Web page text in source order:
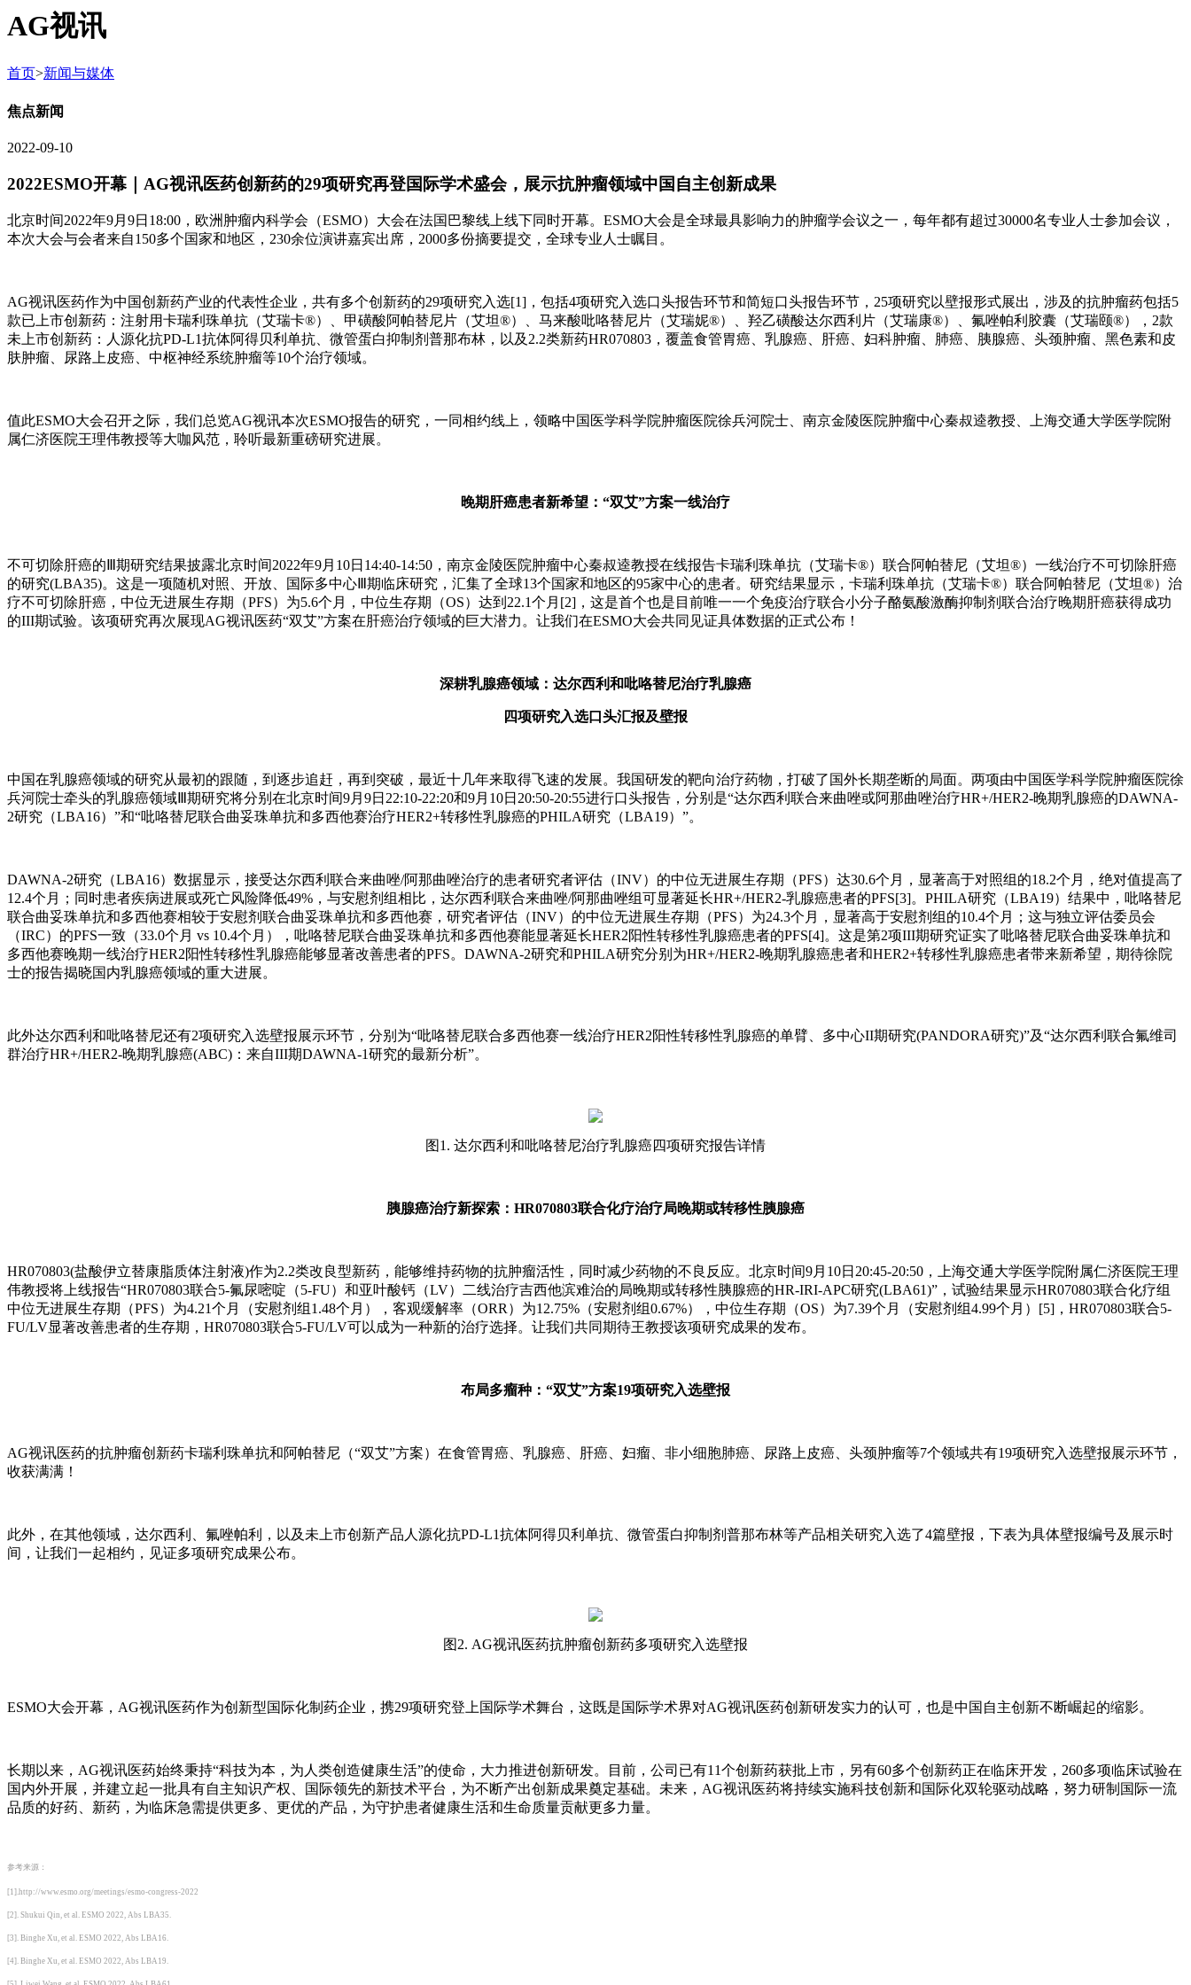
AG视讯
首页>新闻与媒体
焦点新闻
2022-09-10
2022ESMO开幕｜AG视讯医药创新药的29项研究再登国际学术盛会，展示抗肿瘤领域中国自主创新成果
北京时间2022年9月9日18:00，欧洲肿瘤内科学会（ESMO）大会在法国巴黎线上线下同时开幕。ESMO大会是全球最具影响力的肿瘤学会议之一，每年都有超过30000名专业人士参加会议，
本次大会与会者来自150多个国家和地区，230余位演讲嘉宾出席，2000多份摘要提交，全球专业人士瞩目。
AG视讯医药作为中国创新药产业的代表性企业，共有多个创新药的29项研究入选[1]，包括4项研究入选口头报告环节和简短口头报告环节，25项研究以壁报形式展出，涉及的抗肿瘤药包括5
款已上市创新药：注射用卡瑞利珠单抗（艾瑞卡®）、甲磺酸阿帕替尼片（艾坦®）、马来酸吡咯替尼片（艾瑞妮®）、羟乙磺酸达尔西利片（艾瑞康®）、氟唑帕利胶囊（艾瑞颐®），2款
未上市创新药：人源化抗PD-L1抗体阿得贝利单抗、微管蛋白抑制剂普那布林，以及2.2类新药HR070803，覆盖食管胃癌、乳腺癌、肝癌、妇科肿瘤、肺癌、胰腺癌、头颈肿瘤、黑色素和皮
肤肿瘤、尿路上皮癌、中枢神经系统肿瘤等10个治疗领域。
值此ESMO大会召开之际，我们总览AG视讯本次ESMO报告的研究，一同相约线上，领略中国医学科学院肿瘤医院徐兵河院士、南京金陵医院肿瘤中心秦叔逵教授、上海交通大学医学院附
属仁济医院王理伟教授等大咖风范，聆听最新重磅研究进展。
晚期肝癌患者新希望：“双艾”方案一线治疗
不可切除肝癌的Ⅲ期研究结果披露北京时间2022年9月10日14:40-14:50，南京金陵医院肿瘤中心秦叔逵教授在线报告卡瑞利珠单抗（艾瑞卡®）联合阿帕替尼（艾坦®）一线治疗不可切除肝癌
的研究(LBA35)。这是一项随机对照、开放、国际多中心Ⅲ期临床研究，汇集了全球13个国家和地区的95家中心的患者。研究结果显示，卡瑞利珠单抗（艾瑞卡®）联合阿帕替尼（艾坦®）治
疗不可切除肝癌，中位无进展生存期（PFS）为5.6个月，中位生存期（OS）达到22.1个月[2]，这是首个也是目前唯一一个免疫治疗联合小分子酪氨酸激酶抑制剂联合治疗晚期肝癌获得成功
的III期试验。该项研究再次展现AG视讯医药“双艾”方案在肝癌治疗领域的巨大潜力。让我们在ESMO大会共同见证具体数据的正式公布！
深耕乳腺癌领域：达尔西利和吡咯替尼治疗乳腺癌
四项研究入选口头汇报及壁报
中国在乳腺癌领域的研究从最初的跟随，到逐步追赶，再到突破，最近十几年来取得飞速的发展。我国研发的靶向治疗药物，打破了国外长期垄断的局面。两项由中国医学科学院肿瘤医院徐
兵河院士牵头的乳腺癌领域Ⅲ期研究将分别在北京时间9月9日22:10-22:20和9月10日20:50-20:55进行口头报告，分别是“达尔西利联合来曲唑或阿那曲唑治疗HR+/HER2-晚期乳腺癌的DAWNA-
2研究（LBA16）”和“吡咯替尼联合曲妥珠单抗和多西他赛治疗HER2+转移性乳腺癌的PHILA研究（LBA19）”。
DAWNA-2研究（LBA16）数据显示，接受达尔西利联合来曲唑/阿那曲唑治疗的患者研究者评估（INV）的中位无进展生存期（PFS）达30.6个月，显著高于对照组的18.2个月，绝对值提高了
12.4个月；同时患者疾病进展或死亡风险降低49%，与安慰剂组相比，达尔西利联合来曲唑/阿那曲唑组可显著延长HR+/HER2-乳腺癌患者的PFS[3]。PHILA研究（LBA19）结果中，吡咯替尼
联合曲妥珠单抗和多西他赛相较于安慰剂联合曲妥珠单抗和多西他赛，研究者评估（INV）的中位无进展生存期（PFS）为24.3个月，显著高于安慰剂组的10.4个月；这与独立评估委员会
（IRC）的PFS一致（33.0个月 vs 10.4个月），吡咯替尼联合曲妥珠单抗和多西他赛能显著延长HER2阳性转移性乳腺癌患者的PFS[4]。这是第2项III期研究证实了吡咯替尼联合曲妥珠单抗和
多西他赛晚期一线治疗HER2阳性转移性乳腺癌能够显著改善患者的PFS。DAWNA-2研究和PHILA研究分别为HR+/HER2-晚期乳腺癌患者和HER2+转移性乳腺癌患者带来新希望，期待徐院
士的报告揭晓国内乳腺癌领域的重大进展。
此外达尔西利和吡咯替尼还有2项研究入选壁报展示环节，分别为“吡咯替尼联合多西他赛一线治疗HER2阳性转移性乳腺癌的单臂、多中心II期研究(PANDORA研究)”及“达尔西利联合氟维司
群治疗HR+/HER2-晚期乳腺癌(ABC)：来自III期DAWNA-1研究的最新分析”。
图1. 达尔西利和吡咯替尼治疗乳腺癌四项研究报告详情
胰腺癌治疗新探索：HR070803联合化疗治疗局晚期或转移性胰腺癌
HR070803(盐酸伊立替康脂质体注射液)作为2.2类改良型新药，能够维持药物的抗肿瘤活性，同时减少药物的不良反应。北京时间9月10日20:45-20:50，上海交通大学医学院附属仁济医院王理
伟教授将上线报告“HR070803联合5-氟尿嘧啶（5-FU）和亚叶酸钙（LV）二线治疗吉西他滨难治的局晚期或转移性胰腺癌的HR-IRI-APC研究(LBA61)”，试验结果显示HR070803联合化疗组
中位无进展生存期（PFS）为4.21个月（安慰剂组1.48个月），客观缓解率（ORR）为12.75%（安慰剂组0.67%），中位生存期（OS）为7.39个月（安慰剂组4.99个月）[5]，HR070803联合5-
FU/LV显著改善患者的生存期，HR070803联合5-FU/LV可以成为一种新的治疗选择。让我们共同期待王教授该项研究成果的发布。
布局多瘤种：“双艾”方案19项研究入选壁报
AG视讯医药的抗肿瘤创新药卡瑞利珠单抗和阿帕替尼（“双艾”方案）在食管胃癌、乳腺癌、肝癌、妇瘤、非小细胞肺癌、尿路上皮癌、头颈肿瘤等7个领域共有19项研究入选壁报展示环节，
收获满满！
此外，在其他领域，达尔西利、氟唑帕利，以及未上市创新产品人源化抗PD-L1抗体阿得贝利单抗、微管蛋白抑制剂普那布林等产品相关研究入选了4篇壁报，下表为具体壁报编号及展示时
间，让我们一起相约，见证多项研究成果公布。
图2. AG视讯医药抗肿瘤创新药多项研究入选壁报
ESMO大会开幕，AG视讯医药作为创新型国际化制药企业，携29项研究登上国际学术舞台，这既是国际学术界对AG视讯医药创新研发实力的认可，也是中国自主创新不断崛起的缩影。
长期以来，AG视讯医药始终秉持“科技为本，为人类创造健康生活”的使命，大力推进创新研发。目前，公司已有11个创新药获批上市，另有60多个创新药正在临床开发，260多项临床试验在
国内外开展，并建立起一批具有自主知识产权、国际领先的新技术平台，为不断产出创新成果奠定基础。未来，AG视讯医药将持续实施科技创新和国际化双轮驱动战略，努力研制国际一流
品质的好药、新药，为临床急需提供更多、更优的产品，为守护患者健康生活和生命质量贡献更多力量。
参考来源：
[1].http://www.esmo.org/meetings/esmo-congress-2022
[2]. Shukui Qin, et al. ESMO 2022, Abs LBA35.
[3]. Binghe Xu, et al. ESMO 2022, Abs LBA16.
[4]. Binghe Xu, et al. ESMO 2022, Abs LBA19.